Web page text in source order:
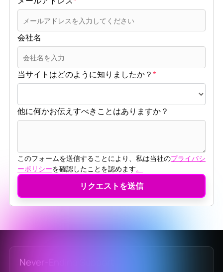
会社名
当サイトはどのように知りましたか？*
他に何かお伝えすべきことはありますか？
このフォームを送信することにより、私は当社のプライバシ
ーポリシーを確認したことを認めます。
Never-Ending Support